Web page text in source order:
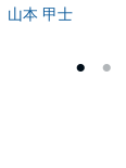
山本 甲士